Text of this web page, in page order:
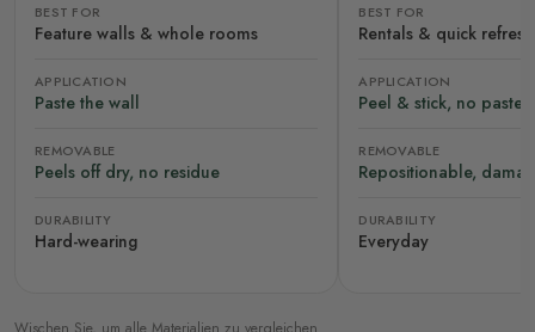
BEST FOR
Feature walls & whole rooms
APPLICATION
Paste the wall
REMOVABLE
Peels off dry, no residue
DURABILITY
Hard-wearing
BEST FOR
Rentals & quick
APPLICATION
Peel & stick, no paste
REMOVABLE
Repositionable,
DURABILITY
Everyday